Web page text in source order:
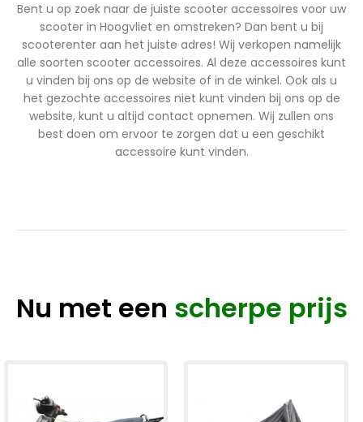
Bent u op zoek naar de juiste scooter accessoires voor uw
scooter in Hoogvliet en omstreken? Dan bent u bij
scooterenter aan het juiste adres! Wij verkopen namelijk
alle soorten scooter accessoires. Al deze accessoires kunt
u vinden bij ons op de website of in de winkel. Ook als u
het gezochte accessoires niet kunt vinden bij ons op de
website, kunt u altijd contact opnemen. Wij zullen ons
best doen om ervoor te zorgen dat u een geschikt
accessoire kunt vinden.
Nu met een scherpe prijs